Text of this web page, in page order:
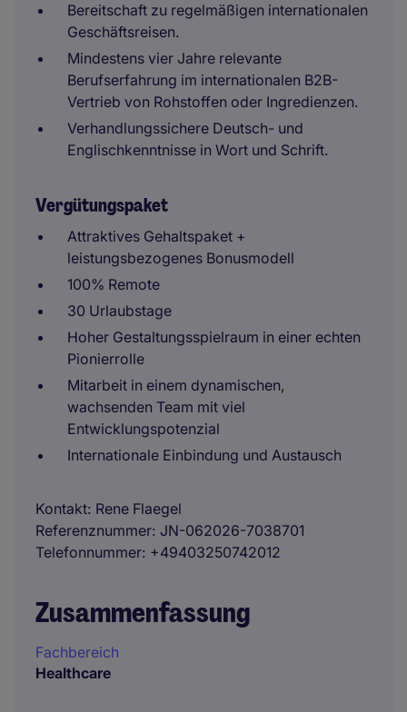
Bereitschaft zu regelmäßigen internationalen
Geschäftsreisen.
Mindestens vier Jahre relevante
Berufserfahrung im internationalen B2B-
Vertrieb von Rohstoffen oder Ingredienzen.
Verhandlungssichere Deutsch- und
Englischkenntnisse in Wort und Schrift.
Vergütungspaket
Attraktives Gehaltspaket +
leistungsbezogenes Bonusmodell
100% Remote
30 Urlaubstage
Hoher Gestaltungsspielraum in einer echten
Pionierrolle
Mitarbeit in einem dynamischen,
wachsenden Team mit viel
Entwicklungspotenzial
Internationale Einbindung und Austausch
Kontakt Rene Flaegel
Referenznummer JN-062026-7038701
Telefonnummer +49403250742012
Zusammenfassung
Fachbereich
Healthcare